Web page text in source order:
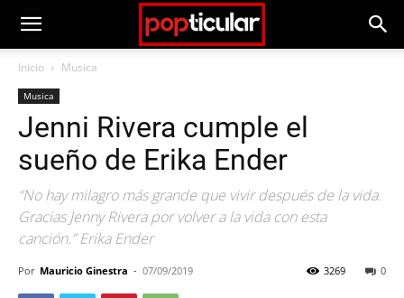
Inicio Musica
Musica
Jenni Rivera cumple el
sueño de Erika Ender
“No hay milagro más grande que vivir después de la vida.
Gracias Jenny Rivera por volver a la vida con esta
canción.” Erika Ender
Por Mauricio Ginestra - 07/09/2019 0
3269